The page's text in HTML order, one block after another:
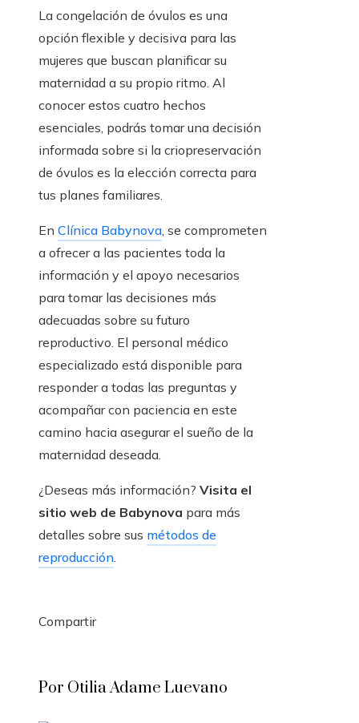
La congelación de óvulos es una
opción flexible y decisiva para las
mujeres que buscan planificar su
maternidad a su propio ritmo. Al
conocer estos cuatro hechos
esenciales, podrás tomar una decisión
informada sobre si la criopreservación
de óvulos es la elección correcta para
tus planes familiares.
En Clínica Babynova, se comprometen
a ofrecer a las pacientes toda la
información y el apoyo necesarios
para tomar las decisiones más
adecuadas sobre su futuro
reproductivo. El personal médico
especializado está disponible para
responder a todas las preguntas y
acompañar con paciencia en este
camino hacia asegurar el sueño de la
maternidad deseada.
¿Deseas más información? Visita el
sitio web de Babynova para más
detalles sobre sus métodos de
reproducción.
Compartir
Por Otilia Adame Luevano